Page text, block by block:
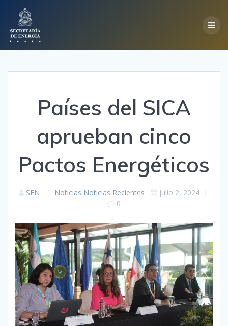
Países del SICA
aprueban cinco
Pactos Energéticos
SEN Noticias Noticias Recientes julio 2, 2024|
0